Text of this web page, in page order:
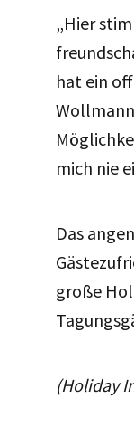
„Hier
hat ein
mich nie
Das
große
(Holiday